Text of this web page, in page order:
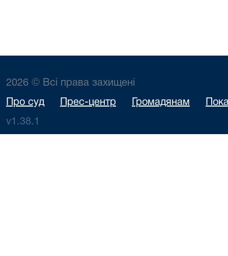
2026 © Всі права захищені
Про суд Прес-центр Громадянам
v1.38.1